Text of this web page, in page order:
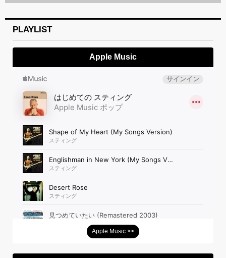
PLAYLIST
Apple Music
Apple Music >>